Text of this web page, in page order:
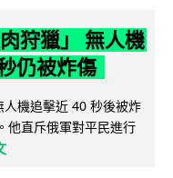
狩獵」 無人機
仍被炸傷
機追擊近 40 秒後被炸
他直斥俄軍對平民進行